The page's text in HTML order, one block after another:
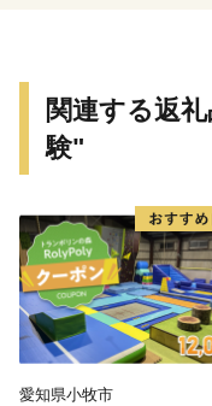
力あふれるまちづ
関連する返
験"
愛知県小牧市